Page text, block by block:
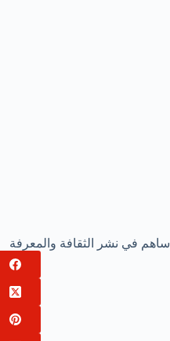
ساهم في نشر الثقافة والمعرفة